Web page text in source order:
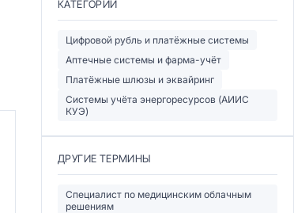
КАТЕГОРИИ
Цифровой рубль и платёжные системы
Аптечные системы и фарма-учёт
Платёжные шлюзы и эквайринг
Системы учёта энергоресурсов (АИИС
КУЭ)
ДРУГИЕ ТЕРМИНЫ
Специалист по медицинским облачным
решениям